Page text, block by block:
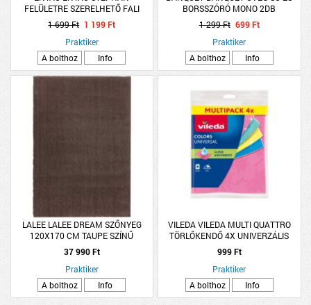
FELÜLETRE SZERELHETŐ FALI
KAPCSOLÓ CSILLÁRKAPCSOLÓ IP54
SZÜRKE-FEHÉR
1 699 Ft 1 199 Ft
Praktiker
A bolthoz
Info
BORSSZÓRÓ MONO 2DB
1 299 Ft 699 Ft
Praktiker
A bolthoz
Info
LALEE LALEE DREAM SZŐNYEG
120X170 CM TAUPE SZÍNŰ
37 990 Ft
Praktiker
A bolthoz
Info
VILEDA VILEDA MULTI QUATTRO
TÖRLŐKENDŐ 4X UNIVERZÁLIS
KONYHA+FÜRDŐ
999 Ft
Praktiker
A bolthoz
Info